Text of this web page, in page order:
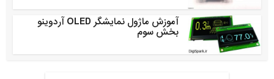
آموزش ماژول نمایشگر OLED آردوینو
بخش سوم